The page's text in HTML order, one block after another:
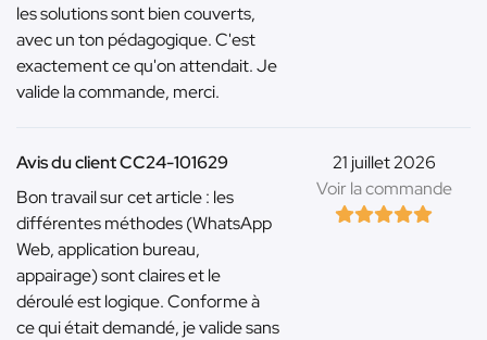
les solutions sont bien couverts,
avec un ton pédagogique. C'est
exactement ce qu'on attendait. Je
valide la commande, merci.
21 juillet 2026
Voir la commande
Avis du client CC24-101629
Bon travail sur cet article : les
différentes méthodes (WhatsApp
Web, application bureau,
appairage) sont claires et le
déroulé est logique. Conforme à
ce qui était demandé, je valide sans